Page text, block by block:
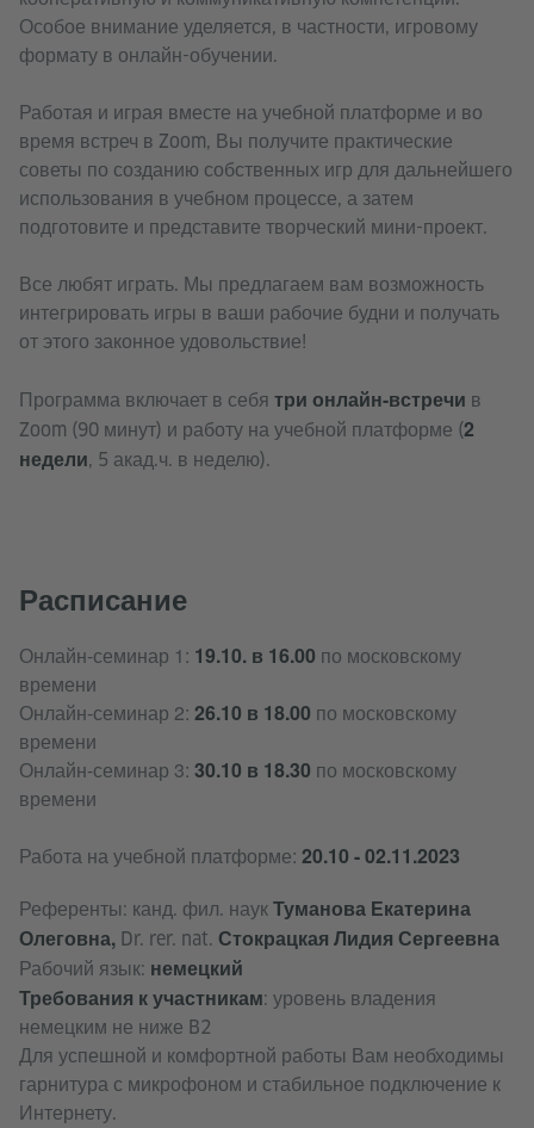
Особое внимание уделяется, в частности, игровому
формату в онлайн-обучении.
Работая и играя вместе на учебной платформе и во
время встреч в Zoom, Вы получите практические
советы по созданию собственных игр для дальнейшего
использования в учебном процессе, а затем
подготовите и представите творческий мини-проект.
Все любят играть. Мы предлагаем вам возможность
интегрировать игры в ваши рабочие будни и получать
от этого законное удовольствие!
Программа включает в себя три онлайн-встречи в
Zoom (90 минут) и работу на учебной платформе (2
недели, 5 акад.ч. в неделю).
Расписание
Онлайн-семинар 1: 19.10. в 16.00 по московскому
времени
Онлайн-семинар 2: 26.10 в 18.00 по московскому
времени
Онлайн-семинар 3: 30.10 в 18.30 по московскому
времени
Работа на учебной платформе: 20.10 - 02.11.2023
Референты: канд. фил. наукТуманова Екатерина
Олеговна, Dr. rer. nat. Стокрацкая Лидия Сергеевна
Рабочий язык: немецкий
Требования к участникам: уровень владения
немецким не ниже B2
Для успешной и комфортной работы Вам необходимы
гарнитура с микрофоном и стабильное подключение к
Интернету.